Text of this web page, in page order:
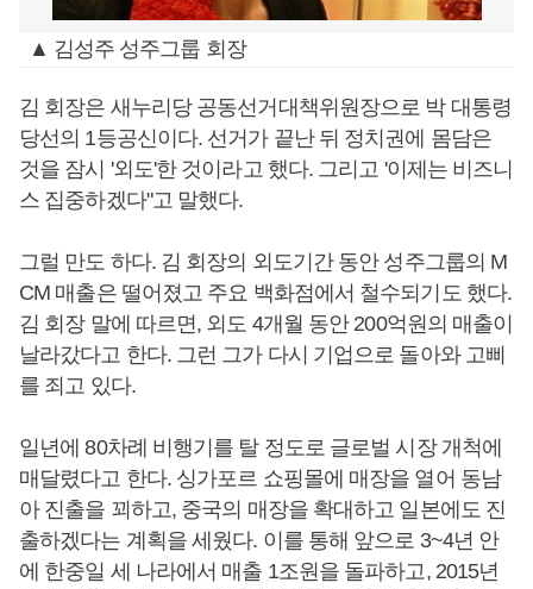
▲ 김성주 성주그룹 회장
김 회장은 새누리당 공동선거대책위원장으로 박 대통령
당선의 1등공신이다. 선거가 끝난 뒤 정치권에 몸담은
것을 잠시 '외도'한 것이라고 했다. 그리고 '이제는 비즈니
스 집중하겠다"고 말했다.
그럴 만도 하다. 김 회장의 외도기간 동안 성주그룹의 M
CM 매출은 떨어졌고 주요 백화점에서 철수되기도 했다.
김 회장 말에 따르면, 외도 4개월 동안 200억원의 매출이
날라갔다고 한다. 그런 그가 다시 기업으로 돌아와 고삐
를 죄고 있다.
일년에 80차례 비행기를 탈 정도로 글로벌 시장 개척에
매달렸다고 한다. 싱가포르 쇼핑몰에 매장을 열어 동남
아 진출을 꾀하고, 중국의 매장을 확대하고 일본에도 진
출하겠다는 계획을 세웠다. 이를 통해 앞으로 3~4년 안
에 한중일 세 나라에서 매출 1조원을 돌파하고, 2015년